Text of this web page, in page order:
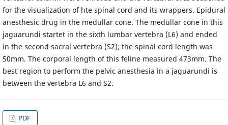
for the visualization of hte spinal cord and its wrappers. Epidural
anesthesic drug in the medullar cone. The medullar cone in this
jaguarundi startet in the sixth lumbar vertebra (L6) and ended
in the second sacral vertebra (S2); the spinal cord length was
50mm. The corporal length of this feline measured 473mm. The
best region to perform the pelvic anesthesia in a jaguarundi is
between the vertebra L6 and S2.
PDF